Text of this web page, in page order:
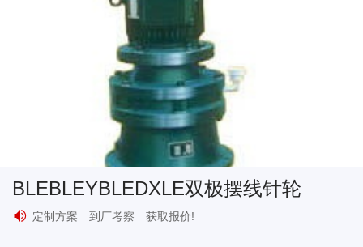
BLEBLEYBLEDXLE双极摆线针轮
定制方案 到厂考察 获取报价!